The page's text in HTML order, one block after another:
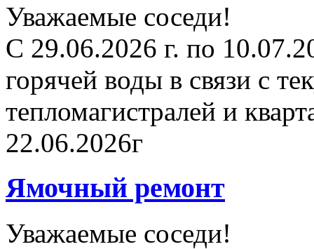
Уважаемые соседи!
С 29.06.2026 г. по
горячей воды в связи с
тепломагистралей и
22.06.2026г
Ямочный ремонт
Уважаемые соседи!